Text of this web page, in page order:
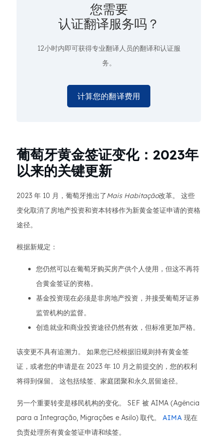
您需要
认证翻译服务吗？
12小时内即可获得专业翻译人员的翻译和认证服
务。
计算您的翻译费用
葡萄牙黄金签证变化：2023年
以来的关键更新
2023 年 10 月，葡萄牙推出了Mais Habitação改革。 这些
变化取消了房地产投资和资本转移作为新黄金签证申请的资格
途径。
根据新规定：
您仍然可以在葡萄牙购买房产供个人使用，但这不再符
合黄金签证的资格。
基金投资现在必须是非房地产投资，并接受葡萄牙证券
监管机构的监督。
创造就业和商业投资途径仍然有效，但标准更加严格。
该变更不具有追溯力。 如果您已经根据旧规则持有黄金签
证，或者您的申请是在 2023 年 10 月之前提交的，您的权利
将得到保留。 这包括续签、家庭团聚和永久居留途径。
另一个重要转变是移民机构的变化。 SEF 被 AIMA (Agência
para a Integração, Migrações e Asilo) 取代。 AIMA 现在
负责处理所有黄金签证申请和续签。